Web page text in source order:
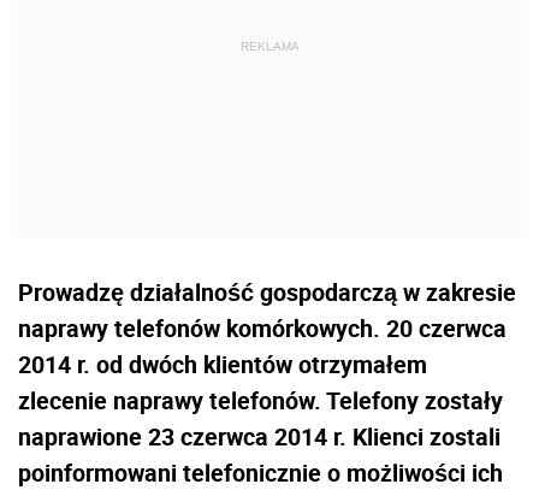
Prowadzę działalność gospodarczą w zakresie
naprawy telefonów komórkowych. 20 czerwca
2014 r. od dwóch klientów otrzymałem
zlecenie naprawy telefonów. Telefony zostały
naprawione 23 czerwca 2014 r. Klienci zostali
poinformowani telefonicznie o możliwości ich